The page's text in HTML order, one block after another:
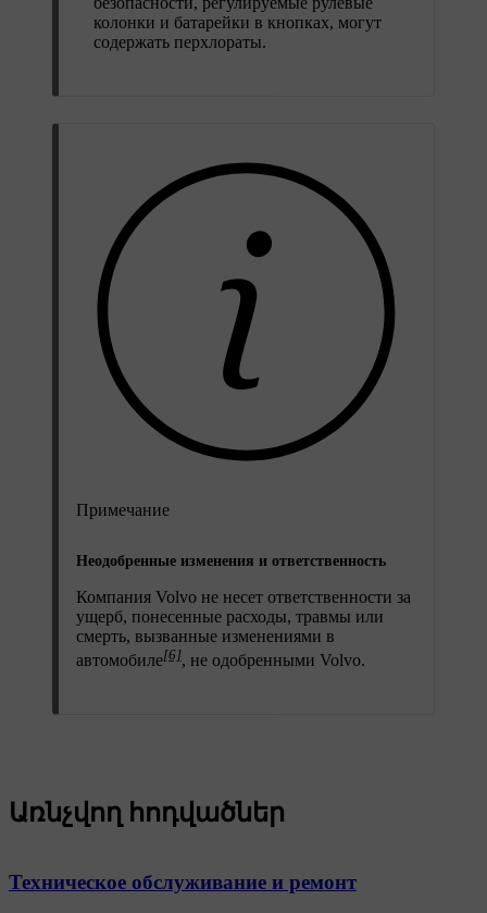
колонки и батарейки в кнопках, могут
содержать перхлораты.
Примечание
Неодобренные изменения и ответственность
Компания Volvo не несет ответственности за
ущерб, понесенные расходы, травмы или
смерть, вызванные изменениями в
автомобиле[6], не одобренными Volvo.
Առնչվող հոդվածներ
Техническое обслуживание и ремонт